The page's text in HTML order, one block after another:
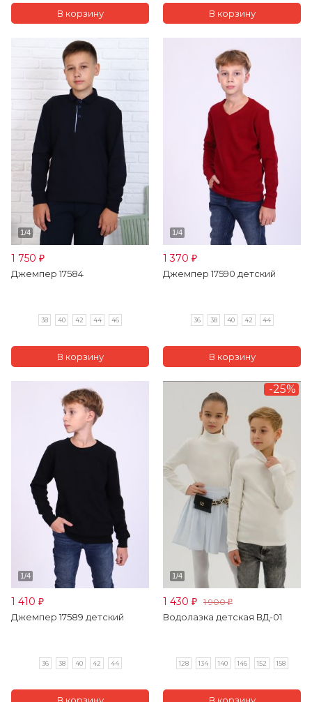
1 750 ₽
Джемпер 17584
38 40 42 44 46
1 370 ₽
Джемпер 17590 детский
36 38 40 42 44
1 410 ₽
Джемпер 17589 детский
36 38 40 42 44
-25%
1 430 ₽ 1 900₽
Водолазка детская ВД-01
128 134 140 146 152 158